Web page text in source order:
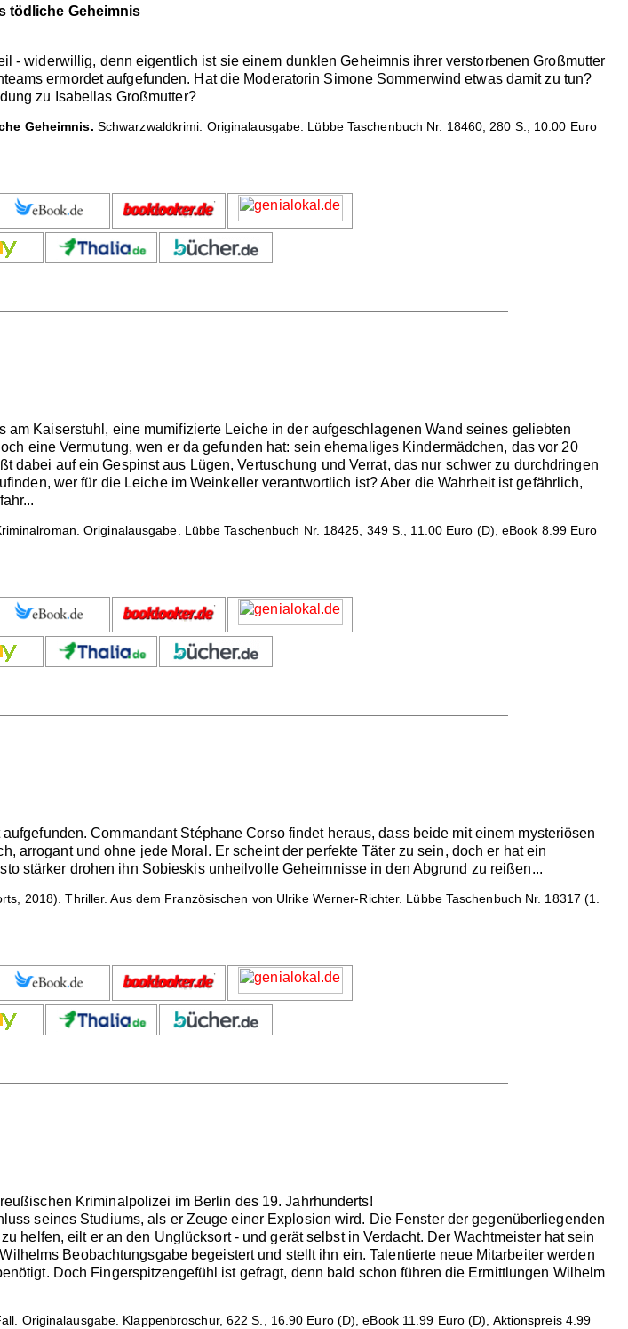
tödliche Geheimnis
- widerwillig, denn eigentlich ist sie einem dunklen Geheimnis ihrer verstorbenen Großmutter
ermordet aufgefunden. Hat die Moderatorin Simone Sommerwind etwas damit zu tun?
zu Isabellas Großmutter?
Geheimnis. Schwarzwaldkrimi. Originalausgabe. Lübbe Taschenbuch Nr. 18460, 280 S., 10.00 Euro
Kaiserstuhl, eine mumifizierte Leiche in der aufgeschlagenen Wand seines geliebten
eine Vermutung, wen er da gefunden hat: sein ehemaliges Kindermädchen, das vor 20
dabei auf ein Gespinst aus Lügen, Vertuschung und Verrat, das nur schwer zu durchdringen
wer für die Leiche im Weinkeller verantwortlich ist? Aber die Wahrheit ist gefährlich,
Originalausgabe. Lübbe Taschenbuch Nr. 18425, 349 S., 11.00 Euro (D), eBook 8.99 Euro
Commandant Stéphane Corso findet heraus, dass beide mit einem mysteriösen
arrogant und ohne jede Moral. Er scheint der perfekte Täter zu sein, doch er hat ein
stärker drohen ihn Sobieskis unheilvolle Geheimnisse in den Abgrund zu reißen...
2018). Thriller. Aus dem Französischen von Ulrike Werner-Richter. Lübbe Taschenbuch Nr. 18317 (1.
Kriminalpolizei im Berlin des 19. Jahrhunderts!
seines Studiums, als er Zeuge einer Explosion wird. Die Fenster der gegenüberliegenden
helfen, eilt er an den Unglücksort - und gerät selbst in Verdacht. Der Wachtmeister hat sein
Beobachtungsgabe begeistert und stellt ihn ein. Talentierte neue Mitarbeiter werden
Doch Fingerspitzengefühl ist gefragt, denn bald schon führen die Ermittlungen Wilhelm
Originalausgabe. Klappenbroschur, 622 S., 16.90 Euro (D), eBook 11.99 Euro (D), Aktionspreis 4.99